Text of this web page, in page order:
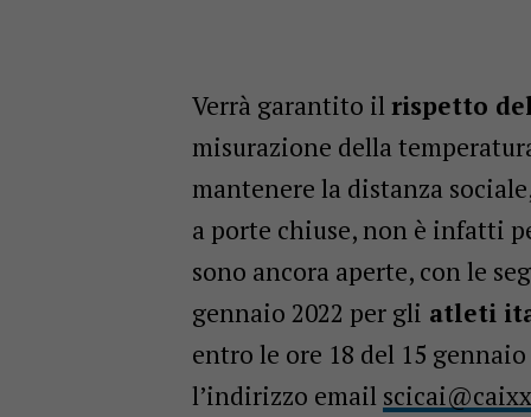
Verrà garantito il rispetto
misurazione della
mantenere la distanza
a porte chiuse, non è infatti
sono ancora aperte, con le
gennaio 2022 per gli atleti
entro le ore 18 del 15
l’indirizzo email